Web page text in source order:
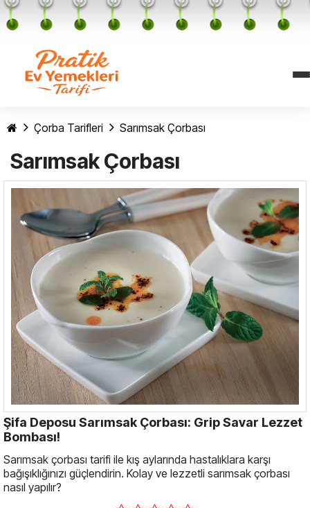
Çorba Tarifleri Sarımsak Çorbası
Sarımsak Çorbası
Şifa Deposu Sarımsak Çorbası: Grip Savar Lezzet
Bombası!
Sarımsak çorbası tarifi ile kış aylarında hastalıklara karşı
bağışıklığınızı güçlendirin. Kolay ve lezzetli sarımsak çorbası
nasıl yapılır?